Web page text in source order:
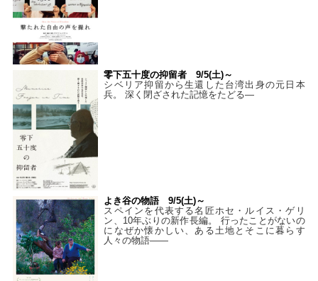
零下五十度の抑留者 9/5(土)～
シベリア抑留から生還した台湾出身の元日本
兵。 深く閉ざされた記憶をたどる—
よき谷の物語 9/5(土)～
スペインを代表する名匠ホセ・ルイス・ゲリ
ン、10年ぶりの新作長編。 行ったことがないの
になぜか懐かしい、ある土地とそこに暮らす
人々の物語――